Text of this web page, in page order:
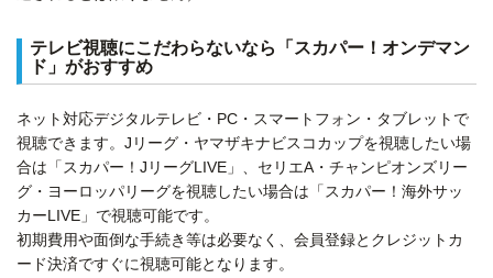
テレビ視聴にこだわらないなら「スカパー！オンデマン
ド」がおすすめ
ネット対応デジタルテレビ・PC・スマートフォン・タブレットで
視聴できます。Jリーグ・ヤマザキナビスコカップを視聴したい場
合は「スカパー！JリーグLIVE」、セリエA・チャンピオンズリー
グ・ヨーロッパリーグを視聴したい場合は「スカパー！海外サッ
カーLIVE」で視聴可能です。
初期費用や面倒な手続き等は必要なく、会員登録とクレジットカ
ード決済ですぐに視聴可能となります。